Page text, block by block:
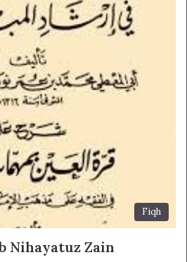
Fiqh
Nihayatuz Zain